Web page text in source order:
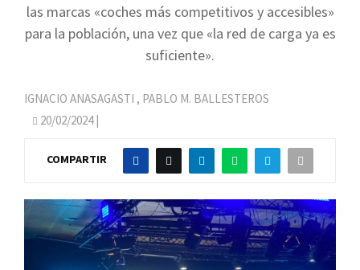
las marcas «coches más competitivos y accesibles»
para la población, una vez que «la red de carga ya es
suficiente».
IGNACIO ANASAGASTI , PABLO M. BALLESTEROS
20/02/2024|
COMPARTIR